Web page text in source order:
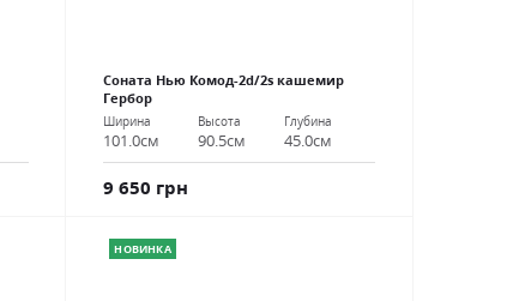
Соната Нью Комод-2d/2s кашемир
Гербор
Ширина
101.0см
Высота
90.5см
Глубина
45.0см
9 650 грн
НОВИНКА